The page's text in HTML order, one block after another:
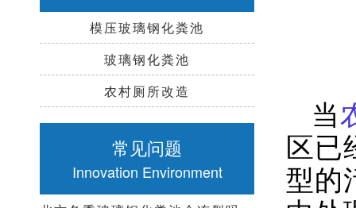
模压玻璃钢化粪池
玻璃钢化粪池
农村厕所改造
常见问题
Innovation Environment
当
区已
型的